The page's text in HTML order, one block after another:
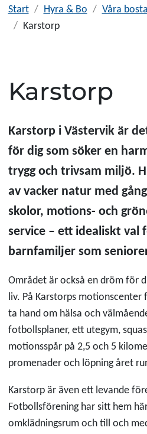
Start Hyra & Bo Våra
Karstorp
Karstorp
Karstorp i Västervik är
för dig som söker en
trygg och trivsam miljö.
av vacker natur med
skolor, motions- och
service – ett idealiskt val
barnfamiljer som
Området är också en dröm för
liv. På Karstorps
ta hand om hälsa och
fotbollsplaner, ett utegym,
motionsspår på 2,5 och 5
promenader och löpning året
Karstorp är även ett levande
Fotbollsförening har sitt hem
omklädningsrum och till och